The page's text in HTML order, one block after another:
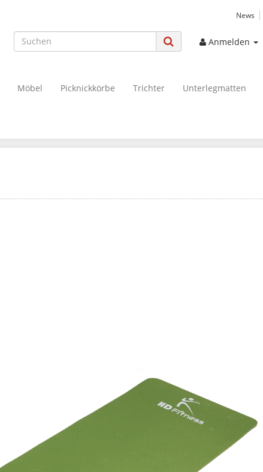
News
Anmelden
Möbel Picknickkörbe Trichter Unterlegmatten